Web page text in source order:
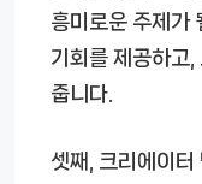
흥미로운 주제가
기회를 제공하고
줍니다.
셋째, 크리에이